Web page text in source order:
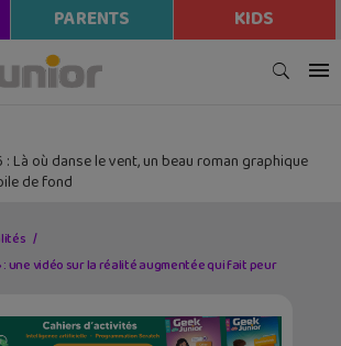
PARENTS KIDS
Là où danse le vent, un beau roman graphique
de fond
une vidéo sur la réalité augmentée qui fait peur
modal-check